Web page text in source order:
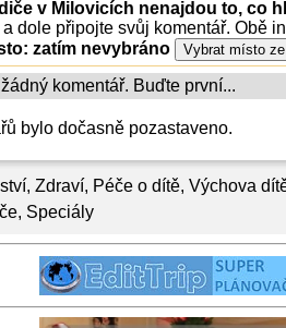
, Zdraví, Péče o dítě, Výchova
, Speciály
v Milovicích nenajdou to, co
dole připojte svůj komentář. Obě
zatím nevybráno
komentář. Buďte první...
bylo dočasně pozastaveno.